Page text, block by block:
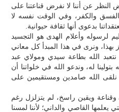
النظر عن أننا لا نفرض قناعتنا على
والكفر، وفي الوقت نفسه لا
بدعوى أنها ثقافة حيوانية.
لرسوله وأعلام الهدى هو التجسيد
بهذا، ونرى في هذا المبدأ كل معاني
نتعبد الله بطاعة سيدي ومولاي عبد
له، وندعو الله في خلواتنا أن
نلقى الله صامدين ومستقيمين على
ويقين راسخ، لم يتزلزل رغم
القاصي والداني؛ لأننا لمسنا